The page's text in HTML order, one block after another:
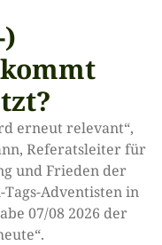
erneut relevant“,
Referatsleiter für
und Frieden der
Adventisten in
07/08 2026 der